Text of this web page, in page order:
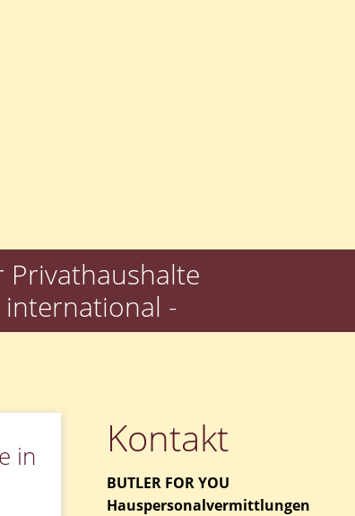
-
in
Kontakt
BUTLER FOR YOU
Hauspersonalvermittlungen